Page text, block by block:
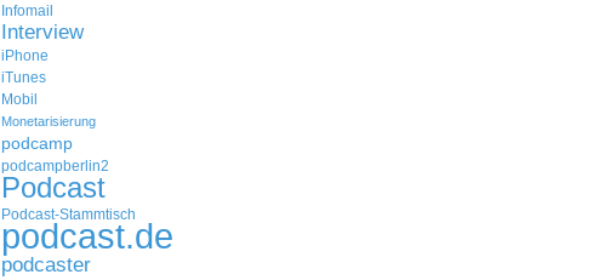
Infomail
Interview
iPhone
iTunes
Mobil
Monetarisierung
podcamp
podcampberlin2
Podcast
Podcast-Stammtisch
podcast.de
podcaster